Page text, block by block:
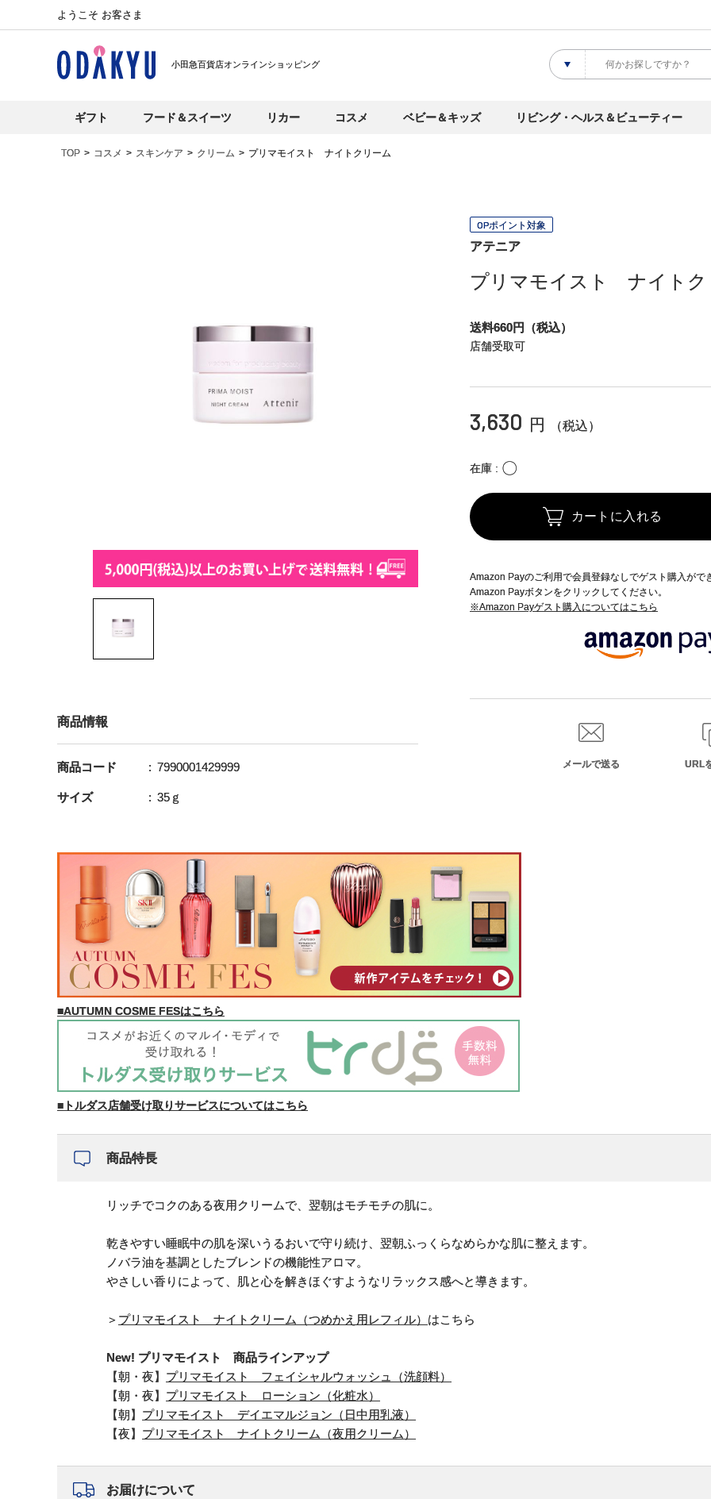
ようこそ お客さま
小田急百貨店オンラインショッピング
ギフト フード＆スイーツ リカー コスメ ベビー＆キッズ リビング・ヘルス＆ビューティー
TOP コスメ スキンケア クリーム プリマモイスト ナイトクリーム
OPポイント対象
アテニア
プリマモイスト ナイトク
送料660円（税込）
店舗受取可
3,630 円 （税込）
在庫 〇
カートに入れる
Amazon Payのご利用で会員登録なしでゲスト購入がで
Amazon Payボタンをクリックしてください。
※Amazon Payゲスト購入についてはこちら
メールで送る URL
商品情報
商品コード 7990001429999
サイズ 35ｇ
■AUTUMN COSME FESはこちら
■トルダス店舗受け取りサービスについてはこちら
商品特長
リッチでコクのある夜用クリームで、翌朝はモチモチの肌に。
乾きやすい睡眠中の肌を深いうるおいで守り続け、翌朝ふっくらなめらかな肌に整えます。
ノバラ油を基調としたブレンドの機能性アロマ。
やさしい香りによって、肌と心を解きほぐすようなリラックス感へと導きます。
＞ プリマモイスト ナイトクリーム（つめかえ用レフィル） はこちら
New! プリマモイスト 商品ラインアップ
【朝・夜】 プリマモイスト フェイシャルウォッシュ（洗顔料）
【朝・夜】 プリマモイスト ローション（化粧水）
【朝】 プリマモイスト デイエマルジョン（日中用乳液）
【夜】 プリマモイスト ナイトクリーム（夜用クリーム）
お届けについて